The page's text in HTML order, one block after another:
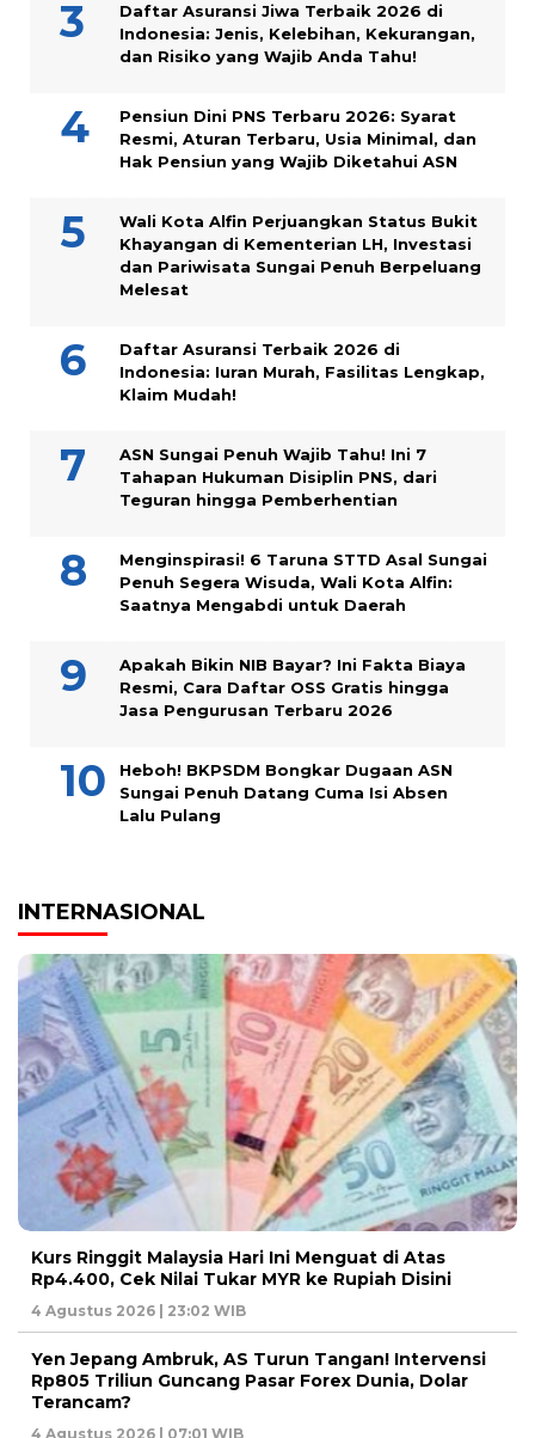
Daftar Asuransi Jiwa Terbaik 2026 di
Indonesia: Jenis, Kelebihan, Kekurangan,
dan Risiko yang Wajib Anda Tahu!
Pensiun Dini PNS Terbaru 2026: Syarat
Resmi, Aturan Terbaru, Usia Minimal, dan
Hak Pensiun yang Wajib Diketahui ASN
Wali Kota Alfin Perjuangkan Status Bukit
Khayangan di Kementerian LH, Investasi
dan Pariwisata Sungai Penuh Berpeluang
Melesat
Daftar Asuransi Terbaik 2026 di
Indonesia: Iuran Murah, Fasilitas Lengkap,
Klaim Mudah!
ASN Sungai Penuh Wajib Tahu! Ini 7
Tahapan Hukuman Disiplin PNS, dari
Teguran hingga Pemberhentian
Menginspirasi! 6 Taruna STTD Asal Sungai
Penuh Segera Wisuda, Wali Kota Alfin:
Saatnya Mengabdi untuk Daerah
Apakah Bikin NIB Bayar? Ini Fakta Biaya
Resmi, Cara Daftar OSS Gratis hingga
Jasa Pengurusan Terbaru 2026
Heboh! BKPSDM Bongkar Dugaan ASN
Sungai Penuh Datang Cuma Isi Absen
Lalu Pulang
INTERNASIONAL
Kurs Ringgit Malaysia Hari Ini Menguat di Atas
Rp4.400, Cek Nilai Tukar MYR ke Rupiah Disini
4 Agustus 2026 | 23:02 WIB
Yen Jepang Ambruk, AS Turun Tangan! Intervensi
Rp805 Triliun Guncang Pasar Forex Dunia, Dolar
Terancam?
4 Agustus 2026 | 07:01 WIB